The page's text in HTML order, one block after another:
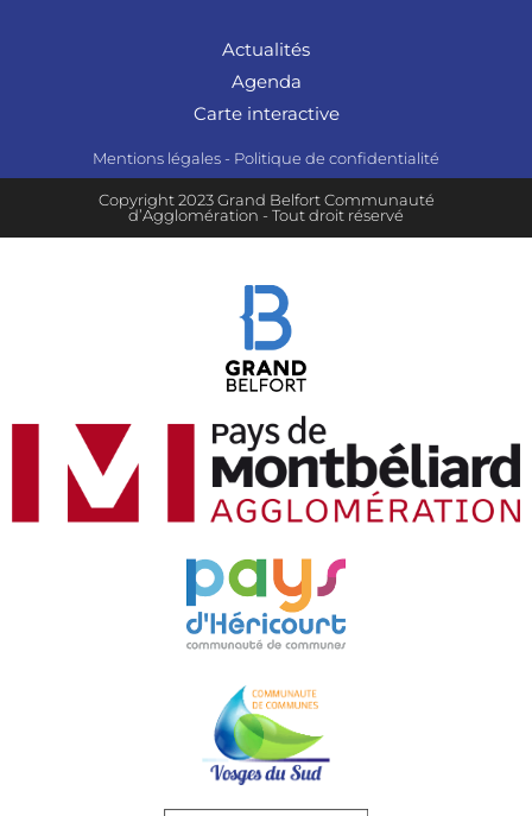
Actualités
Agenda
Carte interactive
Mentions légales - Politique de confidentialité
Copyright 2023 Grand Belfort Communauté
d’Agglomération - Tout droit réservé